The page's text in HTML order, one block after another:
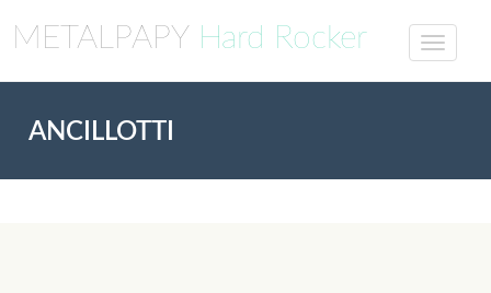
METALPAPY Hard Rocker
ANCILLOTTI